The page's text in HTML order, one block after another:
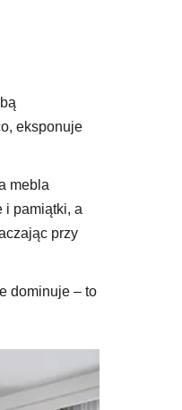
eksponuje
mebla
i pamiątki, a
przy
dominuje – to